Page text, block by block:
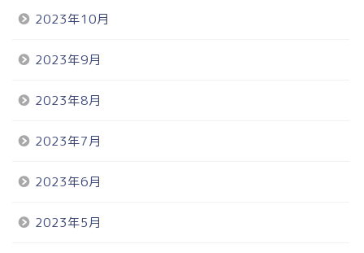
2023年10月
2023年9月
2023年8月
2023年7月
2023年6月
2023年5月